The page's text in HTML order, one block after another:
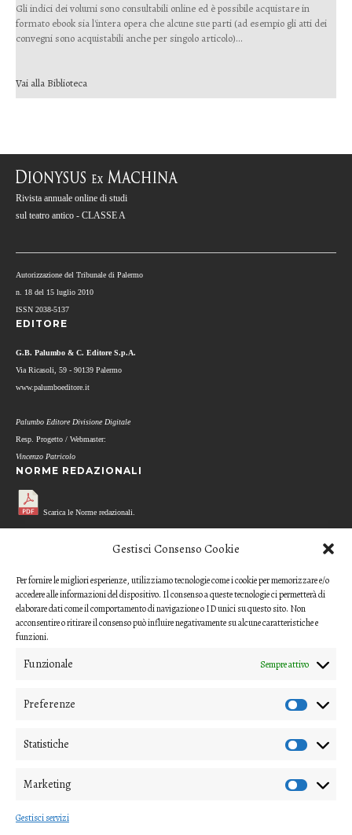
Gestisci Consenso Cookie
Per fornire le migliori esperienze, utilizziamo tecnologie come i cookie per memorizzare e/o
accedere alle informazioni del dispositivo. Il consenso a queste tecnologie ci permetterà di
elaborare dati come il comportamento di navigazione o ID unici su questo sito. Non
acconsentire o ritirare il consenso può influire negativamente su alcune caratteristiche e
funzioni.
Funzionale Sempre attivo
Preferenze
Statistiche
Marketing
Gestisci servizi
Gli indici dei volumi sono consultabili online ed è possibile acquistare in
formato ebook sia l'intera opera che alcune sue parti (ad esempio gli atti dei
convegni sono acquistabili anche per singolo articolo)...
Vai alla Biblioteca
Rivista annuale online di studi
sul teatro antico - CLASSE A
Autorizzazione del Tribunale di Palermo
n. 18 del 15 luglio 2010
ISSN 2038-5137
EDITORE
G.B. Palumbo & C. Editore S.p.A.
Via Ricasoli, 59 - 90139 Palermo
www.palumboeditore.it
Palumbo Editore Divisione Digitale
Resp. Progetto / Webmaster:
Vincenzo Patricolo
NORME REDAZIONALI
Scarica le Norme redazionali.
MODELLO REFEREE
Scarica il questionario di valutazione
(modello per i referee)
CODICE ETICO
COME INVIARE UN CONTRIBUTO
Gli articoli o i contributi da proporre devono essere inviati ai
(nipico47@gmail.com; angela.andrisano@unife.it)
e allasegreteria di redazione